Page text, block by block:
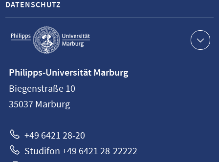
Service-
Navigation
DATENSCHUTZ
Philipps-
Universität
Marburg
Philipps-Universität Marburg
Biegenstraße 10
35037 Marburg
+49 6421 28-20
Studifon +49 6421 28-22222